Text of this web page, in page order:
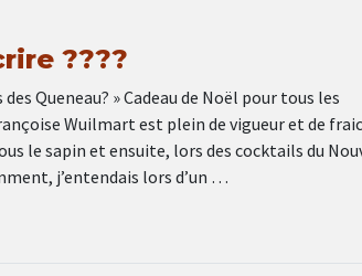
????
Queneau? » Cadeau de Noël pour tous les
Wuilmart est plein de vigueur et de
le sapin et ensuite, lors des cocktails du
j’entendais lors d’un …